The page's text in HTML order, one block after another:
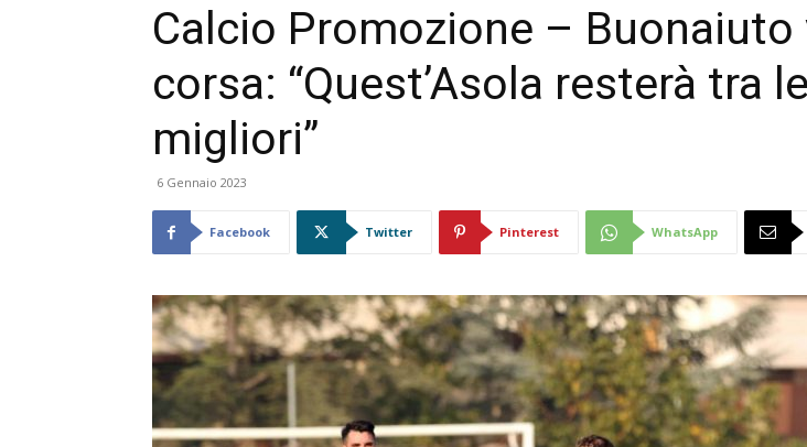
Voce
Mantova
Calcio Promozione – Buonaiuto
corsa: “Quest’Asola resterà tra le
migliori”
6 Gennaio 2023
Facebook Twitter Pinterest WhatsApp